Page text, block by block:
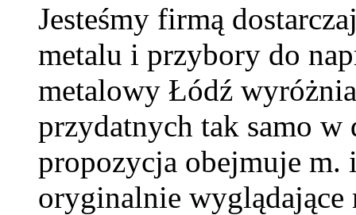
Jesteśmy firmą
metalu i przybory do
metalowy Łódź
przydatnych tak samo w
propozycja obejmuje m.
oryginalnie wyglądające